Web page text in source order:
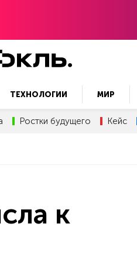
ТЕХНОЛОГИИ МИР
Ростки будущего Кейс
к